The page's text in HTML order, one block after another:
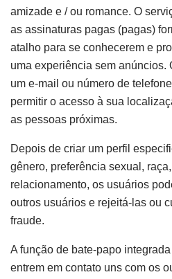
amizade e / ou romance. O
as assinaturas pagas (pagas)
atalho para se conhecerem e
uma experiência sem anúncios.
um e-mail ou número de
permitir o acesso à sua
as pessoas próximas.
Depois de criar um perfil
gênero, preferência sexual,
relacionamento, os usuários
outros usuários e rejeitá-las ou
fraude.
A função de bate-papo
entrem em contato uns com os